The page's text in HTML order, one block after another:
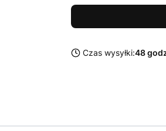
Czas wysyłki:48